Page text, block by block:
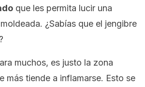
que les permita lucir una
¿Sabías que el jengibre
muchos, es justo la zona
más tiende a inflamarse. Esto se